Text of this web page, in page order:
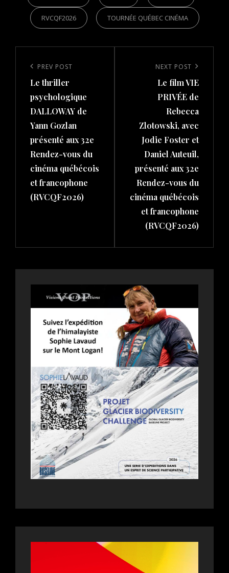
RVCQF2026 TOURNÉE QUÉBEC CINÉMA
navigation
Previous
Post
PREV POST
Le thriller
psychologique
DALLOWAY de
Yann Gozlan
présenté aux 32e
Rendez-vous du
cinéma québécois
et francophone
(RVCQF2026)
NEXT POST
Le film VIE
PRIVÉE de
Rebecca
Zlotowski, avec
Jodie Foster et
Daniel Auteuil,
présenté aux 32e
Rendez-vous du
cinéma québécois
et francophone
(RVCQF2026)